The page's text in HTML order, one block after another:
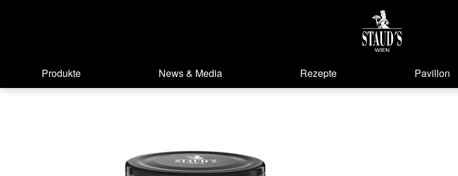
Produkte News & Media Rezepte Pavillon